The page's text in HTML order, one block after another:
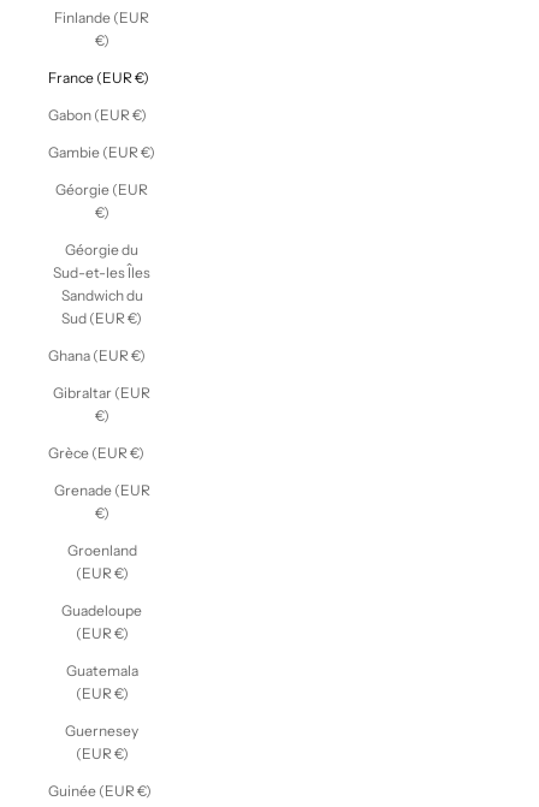
Finlande (EUR
€)
France (EUR €)
Gabon (EUR €)
Gambie (EUR €)
Géorgie (EUR
€)
Géorgie du
Sud-et-les Îles
Sandwich du
Sud (EUR €)
Ghana (EUR €)
Gibraltar (EUR
€)
Grèce (EUR €)
Grenade (EUR
€)
Groenland
(EUR €)
Guadeloupe
(EUR €)
Guatemala
(EUR €)
Guernesey
(EUR €)
Guinée (EUR €)